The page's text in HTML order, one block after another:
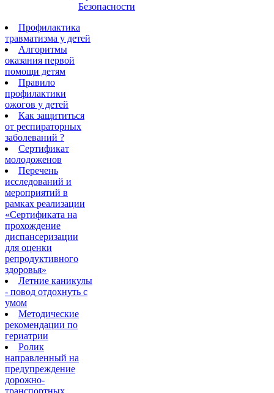
Безопасности
Профилактика
травматизма у детей
Алгоритмы
оказания первой
помощи детям
Правило
профилактики
ожогов у детей
Как защититься
от респираторных
заболеваний ?
Сертификат
молодоженов
Перечень
исследований и
мероприятий в
рамках реализации
«Сертификата на
прохождение
диспансеризации
для оценки
репродуктивного
здоровья»
Летние каникулы
- повод отдохнуть с
умом
Методические
рекомендации по
гериатрии
Ролик
направленный на
предупреждение
дорожно-
транспортных